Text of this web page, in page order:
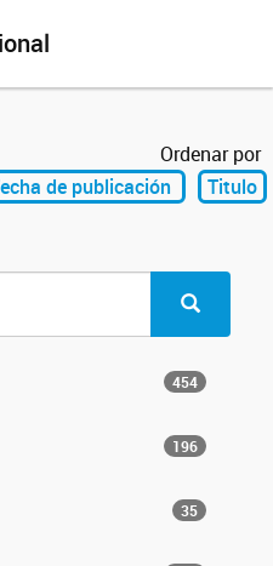
Ordenar por
de publicación
Titulo
454
196
35